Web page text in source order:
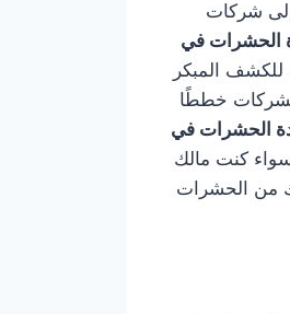
إلى شركات
الحشرات في
للكشف المبكر
خططًا
الحشرات في
سواء كنت مالك
من الحشرات